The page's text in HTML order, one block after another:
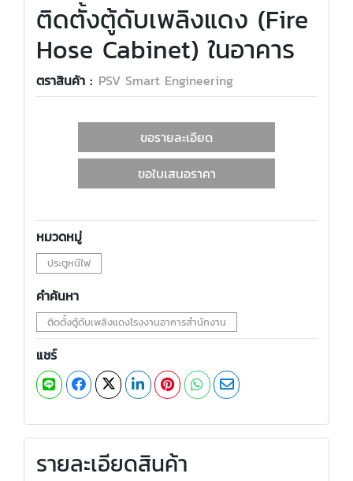
ติดตั้งตู้ดับเพลิงแดง (Fire
Hose Cabinet) ในอาคาร
ตราสินค้า : PSV Smart Engineering
ขอรายละเอียด
ขอใบเสนอราคา
หมวดหมู่
ประตูหนีไฟ
คำค้นหา
ติดตั้งตู้ดับเพลิงแดงโรงงานอาคารสำนักงาน
แชร์
รายละเอียดสินค้า